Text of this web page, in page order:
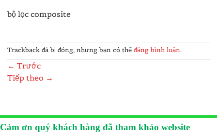
bộ lọc composite
Trackback đã bị đóng, nhưng bạn có thể đăng bình luận.
← Trước
Tiếp theo →
Cảm ơn quý khách hàng đã tham khảo website